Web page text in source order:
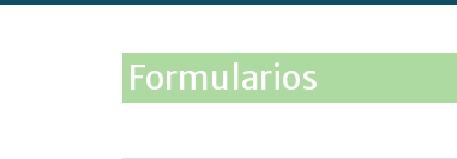
Formularios